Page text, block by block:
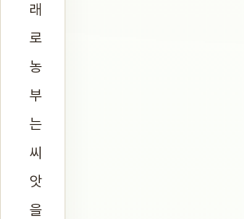
래
로
농
부
는
씨
앗
을